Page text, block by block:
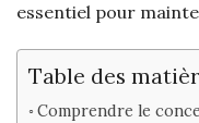
essentiel pour
Table des
Comprendre le